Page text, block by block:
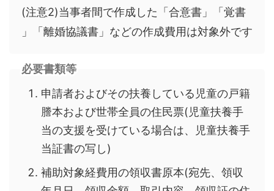
(注意2)当事者間で作成した「合意書」「覚書
」「離婚協議書」などの作成費用は対象外です
必要書類等
申請者およびその扶養している児童の戸籍
謄本および世帯全員の住民票(児童扶養手
当の支援を受けている場合は、児童扶養手
当証書の写し)
補助対象経費用の領収書原本(宛先、領収